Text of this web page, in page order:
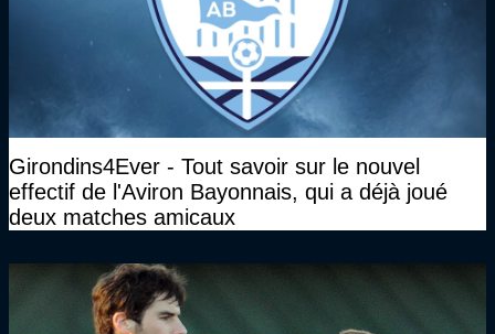
Girondins4Ever - Tout savoir sur le nouvel
effectif de l'Aviron Bayonnais, qui a déjà joué
deux matches amicaux